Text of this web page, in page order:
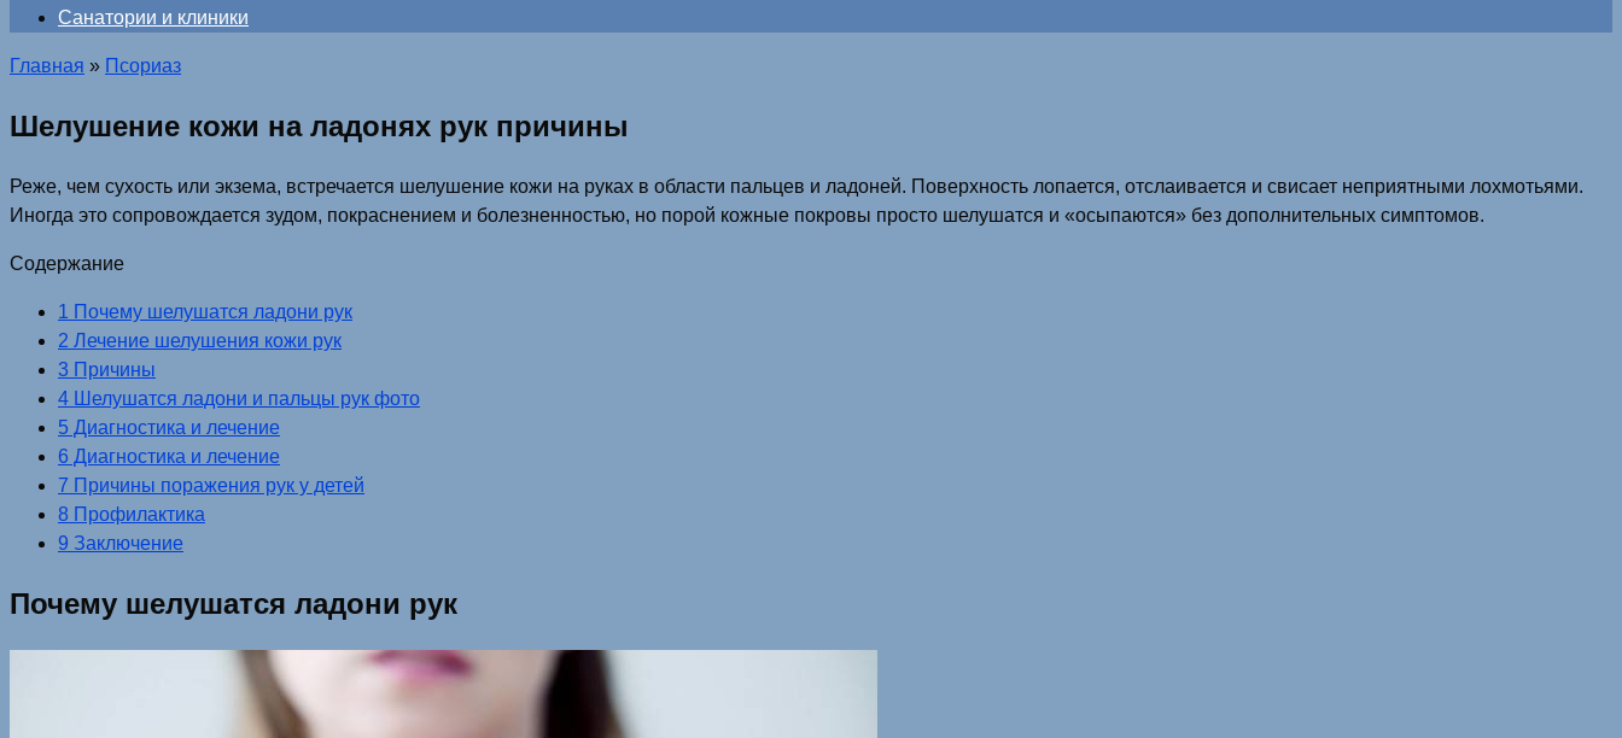
Санатории и клиники
Главная » Псориаз
Шелушение кожи на ладонях рук причины
Реже, чем сухость или экзема, встречается шелушение кожи на руках в области пальцев и ладоней. Поверхность лопается, отслаивается и свисает неприятными лохмотьями.
Иногда это сопровождается зудом, покраснением и болезненностью, но порой кожные покровы просто шелушатся и «осыпаются» без дополнительных симптомов.
Содержание
1 Почему шелушатся ладони рук
2 Лечение шелушения кожи рук
3 Причины
4 Шелушатся ладони и пальцы рук фото
5 Диагностика и лечение
6 Диагностика и лечение
7 Причины поражения рук у детей
8 Профилактика
9 Заключение
Почему шелушатся ладони рук